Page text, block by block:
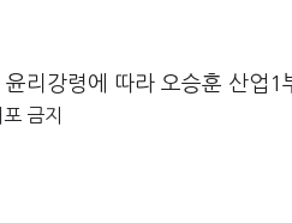
리강령에 따라 오승훈 산업1
금지